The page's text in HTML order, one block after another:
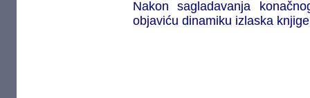
Nakon sagladavanja
objaviću dinamiku izlaska